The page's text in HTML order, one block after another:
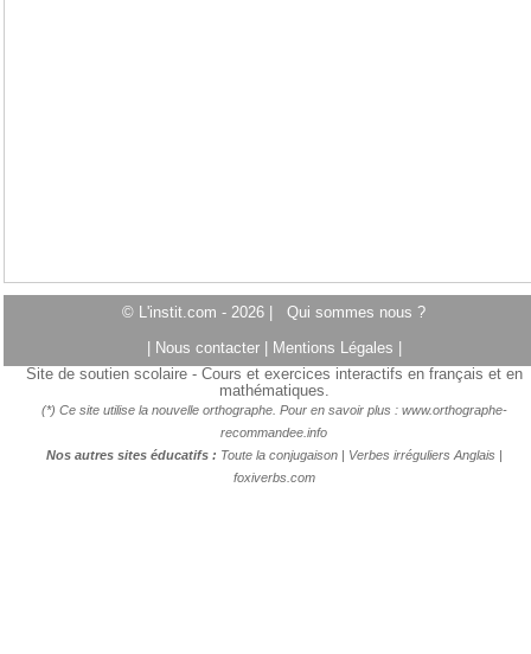
© L'instit.com - 2026 | Qui sommes nous ?
Nous contacter Mentions Légales
Site de soutien scolaire - Cours et exercices interactifs en français et en
mathématiques.
(*) Ce site utilise la nouvelle orthographe. Pour en savoir plus : www.orthographe-
recommandee.info
Nos autres sites éducatifs : Toute la conjugaison| Verbes irréguliers Anglais |
foxiverbs.com